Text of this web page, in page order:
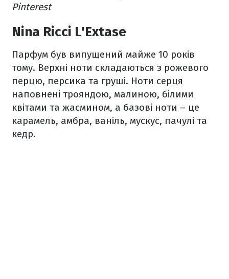
Pinterest
Nina Ricci L'Extase
Парфум був випущений майже 10 років
тому. Верхні ноти складаються з рожевого
перцю, персика та груші. Ноти серця
наповнені трояндою, малиною, білими
квітами та жасмином, а базові ноти – це
карамель, амбра, ваніль, мускус, пачулі та
кедр.